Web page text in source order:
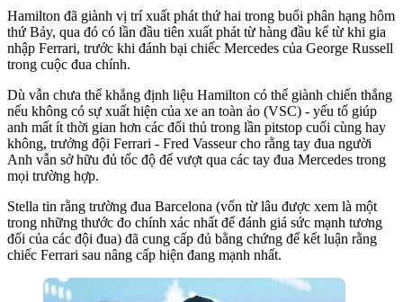
Hamilton đã giành vị trí xuất phát thứ hai trong buổi phân hạng hôm
thứ Bảy, qua đó có lần đầu tiên xuất phát từ hàng đầu kể từ khi gia
nhập Ferrari, trước khi đánh bại chiếc Mercedes của George Russell
trong cuộc đua chính.
Dù vẫn chưa thể khẳng định liệu Hamilton có thể giành chiến thắng
nếu không có sự xuất hiện của xe an toàn ảo (VSC) - yếu tố giúp
anh mất ít thời gian hơn các đối thủ trong lần pitstop cuối cùng hay
không, trưởng đội Ferrari - Fred Vasseur cho rằng tay đua người
Anh vẫn sở hữu đủ tốc độ để vượt qua các tay đua Mercedes trong
mọi trường hợp.
Stella tin rằng trường đua Barcelona (vốn từ lâu được xem là một
trong những thước đo chính xác nhất để đánh giá sức mạnh tương
đối của các đội đua) đã cung cấp đủ bằng chứng để kết luận rằng
chiếc Ferrari sau nâng cấp hiện đang mạnh nhất.